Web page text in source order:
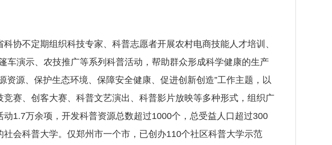
科协不定期组织科技专家、科普志愿者开展农村电商技能人才培训、
演示、农技推广等系列科普活动，帮助群众形成科学健康的生产
资源、保护生态环境、保障安全健康、促进创新创造”工作主题，以
赛、创客大赛、科普文艺演出、科普影片放映等多种形式，组织广
1.7万余项，开发科普资源总数超过1000个，总受益人口超过300
会科普大学。仅郑州市一个市，已创办110个社区科普大学示范